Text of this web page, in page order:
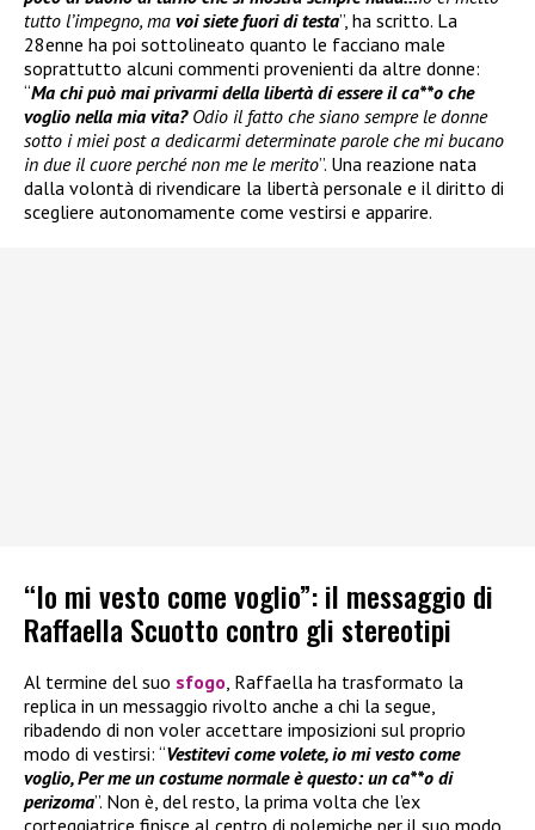
tutto l’impegno, ma voi siete fuori di testa”, ha scritto. La
28enne ha poi sottolineato quanto le facciano male
soprattutto alcuni commenti provenienti da altre donne:
“Ma chi può mai privarmi della libertà di essere il ca**o che
voglio nella mia vita? Odio il fatto che siano sempre le donne
sotto i miei post a dedicarmi determinate parole che mi bucano
in due il cuore perché non me le merito”. Una reazione nata
dalla volontà di rivendicare la libertà personale e il diritto di
scegliere autonomamente come vestirsi e apparire.
“Io mi vesto come voglio”: il messaggio di
Raffaella Scuotto contro gli stereotipi
Al termine del suo sfogo , Raffaella ha trasformato la
replica in un messaggio rivolto anche a chi la segue,
ribadendo di non voler accettare imposizioni sul proprio
modo di vestirsi: “Vestitevi come volete, io mi vesto come
voglio, Per me un costume normale è questo: un ca**o di
perizoma”. Non è, del resto, la prima volta che l’ex
corteggiatrice finisce al centro di polemiche per il suo modo